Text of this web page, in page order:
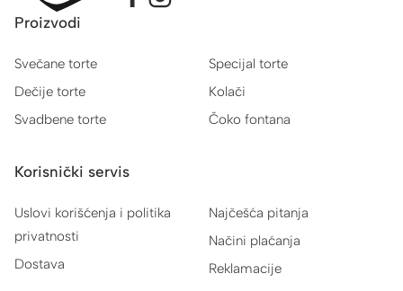
Proizvodi
Svečane torte
Dečije torte
Svadbene torte
Specijal torte
Kolači
Čoko fontana
Korisnički servis
Uslovi korišćenja i politika
privatnosti
Dostava
Najčešća pitanja
Načini plaćanja
Reklamacije